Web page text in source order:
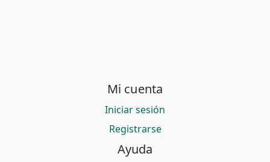
Mi cuenta
Iniciar sesión
Registrarse
Ayuda